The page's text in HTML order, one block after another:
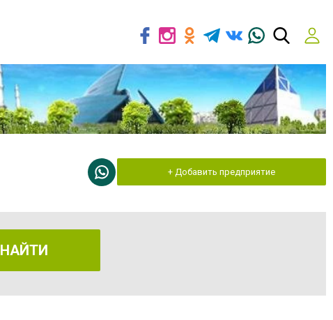
+ Добавить предприятие
НАЙТИ